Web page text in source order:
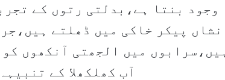
وجود بنتا ہے،بدلتی رتوں کے
نشاں پیکر خاکی میں ڈھلتے
ہیں،سرابوں میں الجھتی آنکھوں
آب کھلکھلا کے